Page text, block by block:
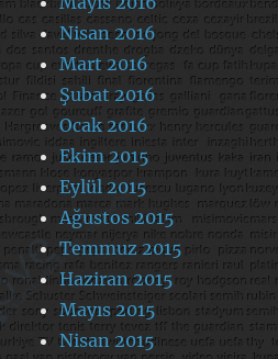
Nisan 2016
Mart 2016
Şubat 2016
Ocak 2016
Ekim 2015
Eylül 2015
Ağustos 2015
Temmuz 2015
Haziran 2015
Mayıs 2015
Nisan 2015